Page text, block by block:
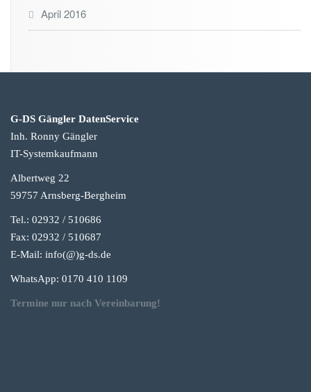
April 2016
G-DS Gängler DatenService
Inh. Ronny Gängler
IT-Systemkaufmann
Albertweg 22
59757 Arnsberg-Bergheim
Tel.: 02932 / 510686
Fax: 02932 / 510687
E-Mail: info(@)g-ds.de
WhatsApp: 0170 410 1109
Termine nur nach Vereinbarung!